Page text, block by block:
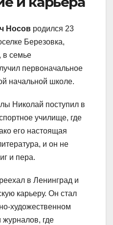
Носов родился 23
Березовка,
в семье
первоначальное
начальной школе.
Николай поступил в
училище, где
его настоящая
и он не
и пера.
в Ленинград и
карьеру. Он стал
художественном
журналов, где